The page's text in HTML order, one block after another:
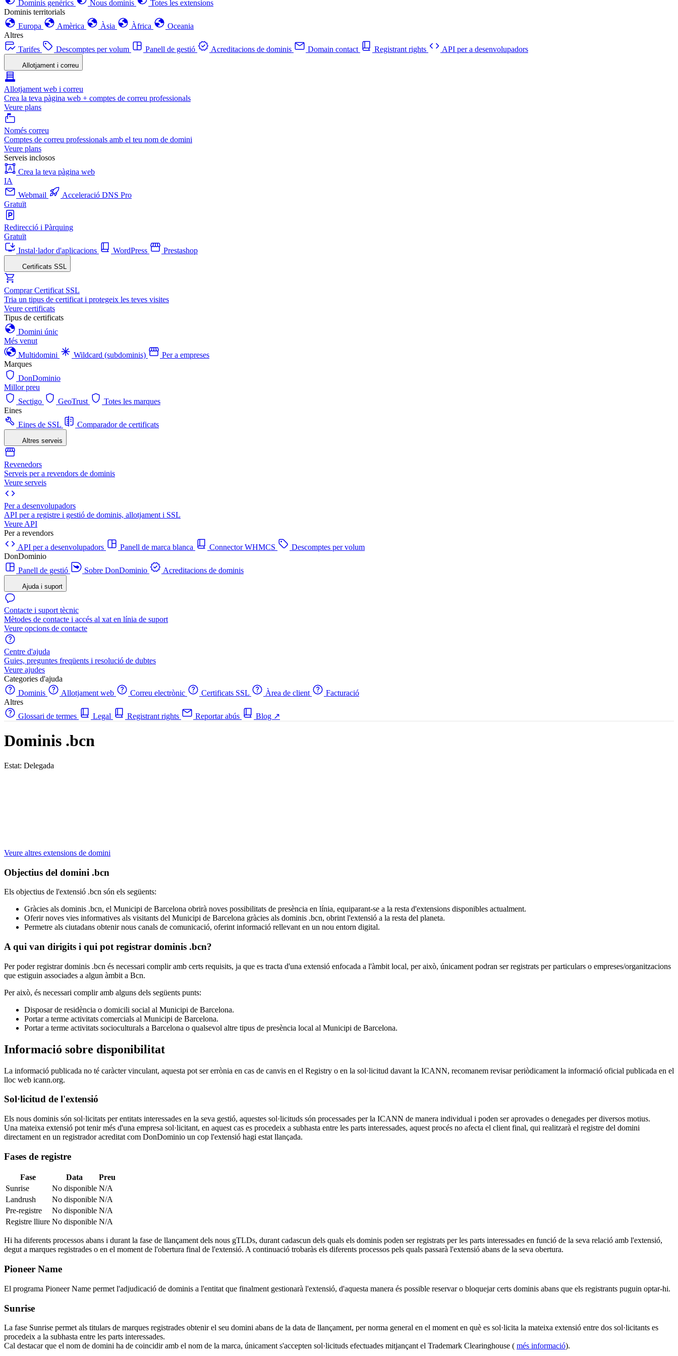
Dominis genèrics Nous dominis
Totes les extensions
Dominis territorials
Europa
Amèrica Àsia Àfrica
Oceania
Altres
Tarifes
Descomptes per volum Panell de gestió Acreditacions de dominis Domain contact Registrant rights API per a desenvolupadors
Allotjament i correu
Allotjament web i correu
Crea la teva pàgina web + comptes de correu professionals
Veure plans
Només correu
Comptes de correu professionals amb el teu nom de domini
Veure plans
Serveis inclosos
Crea la teva pàgina web
IA
Webmail
Acceleració DNS Pro
Gratuït
Redirecció i Pàrquing
Gratuït
Instal·lador d'aplicacions
WordPress Prestashop
Certificats SSL
Comprar Certificat SSL
Tria un tipus de certificat i protegeix les teves visites
Veure certificats
Tipus de certificats
Domini únic
Més venut
Multidomini
Wildcard (subdominis)
Per a empreses
Marques
DonDominio
Millor preu
Sectigo
GeoTrust
Totes les marques
Eines
Eines de SSL
Comparador de certificats
Altres serveis
Revenedors
Serveis per a revendors de dominis
Veure serveis
Per a desenvolupadors
API per a registre i gestió de dominis, allotjament i SSL
Veure API
Per a revendors
API per a desenvolupadors
Panell de marca blanca Connector WHMCS
Descomptes per volum
DonDominio
Panell de gestió
Sobre DonDominio Acreditacions de dominis
Ajuda i suport
Contacte i suport tècnic
Mètodes de contacte i accés al xat en línia de suport
Veure opcions de contacte
Centre d'ajuda
Guies, preguntes freqüents i resolució de dubtes
Veure ajudes
Categories d'ajuda
Dominis
Allotjament web Correu electrònic Certificats SSL Àrea de client
Facturació
Altres
Glossari de termes
Legal Registrant rights Reportar abús Blog ↗
Dominis .bcn
Estat: Delegada
Veure altres extensions de domini
Objectius del domini .bcn
Els objectius de l'extensió .bcn són els següents:
Gràcies als dominis .bcn, el Municipi de Barcelona obrirà noves possibilitats de presència en línia, equiparant-se a la resta d'extensions disponibles actualment.
Oferir noves vies informatives als visitants del Municipi de Barcelona gràcies als dominis .bcn, obrint l'extensió a la resta del planeta.
Permetre als ciutadans obtenir nous canals de comunicació, oferint informació rellevant en un nou entorn digital.
A qui van dirigits i qui pot registrar dominis .bcn?
Per poder registrar dominis .bcn és necessari complir amb certs requisits, ja que es tracta d'una extensió enfocada a l'àmbit local, per això, únicament podran ser registrats per particulars o empreses/organitzacions
que estiguin associades a algun àmbit a Bcn.
Per això, és necessari complir amb alguns dels següents punts:
Disposar de residència o domicili social al Municipi de Barcelona.
Portar a terme activitats comercials al Municipi de Barcelona.
Portar a terme activitats socioculturals a Barcelona o qualsevol altre tipus de presència local al Municipi de Barcelona.
Informació sobre disponibilitat
La informació publicada no té caràcter vinculant, aquesta pot ser errònia en cas de canvis en el Registry o en la sol·licitud davant la ICANN, recomanem revisar periòdicament la informació oficial publicada en el
lloc web icann.org.
Sol·licitud de l'extensió
Els nous dominis són sol·licitats per entitats interessades en la seva gestió, aquestes sol·licituds són processades per la ICANN de manera individual i poden ser aprovades o denegades per diversos motius.
Una mateixa extensió pot tenir més d'una empresa sol·licitant, en aquest cas es procedeix a subhasta entre les parts interessades, aquest procés no afecta el client final, qui realitzarà el registre del domini
directament en un registrador acreditat com DonDominio un cop l'extensió hagi estat llançada.
Fases de registre
Fase Data
Preu
Sunrise
No disponible N/A
Landrush
No disponible N/A
Pre-registre
No disponible N/A
Registre lliure No disponible N/A
Hi ha diferents processos abans i durant la fase de llançament dels nous gTLDs, durant cadascun dels quals els dominis poden ser registrats per les parts interessades en funció de la seva relació amb l'extensió,
degut a marques registrades o en el moment de l'obertura final de l'extensió. A continuació trobaràs els diferents processos pels quals passarà l'extensió abans de la seva obertura.
Pioneer Name
El programa Pioneer Name permet l'adjudicació de dominis a l'entitat que finalment gestionarà l'extensió, d'aquesta manera és possible reservar o bloquejar certs dominis abans que els registrants puguin optar-hi.
Sunrise
La fase Sunrise permet als titulars de marques registrades obtenir el seu domini abans de la data de llançament, per norma general en el moment en què es sol·licita la mateixa extensió entre dos sol·licitants es
procedeix a la subhasta entre les parts interessades.
Cal destacar que el nom de domini ha de coincidir amb el nom de la marca, únicament s'accepten sol·licituds efectuades mitjançant el Trademark Clearinghouse ( més informació).